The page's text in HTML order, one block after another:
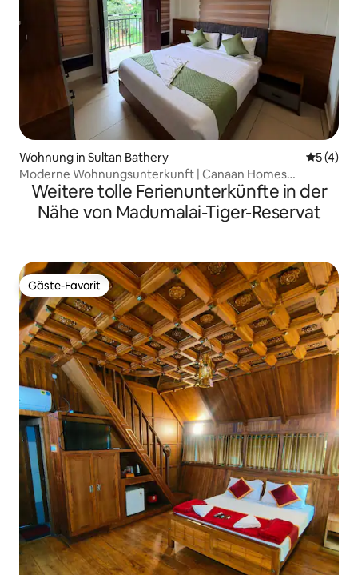
Wohnung in Sultan Bathery
5 (4)
Moderne Wohnungsunterkunft | Canaan Homes
Wayanad
Weitere tolle Ferienunterkünfte in der
Nähe von Madumalai-Tiger-Reservat
Gäste-Favorit
Gäste-Favorit